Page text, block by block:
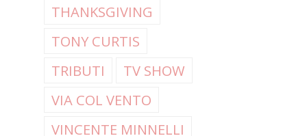
THANKSGIVING
TONY CURTIS
TRIBUTI
TV SHOW
VIA COL VENTO
VINCENTE MINNELLI